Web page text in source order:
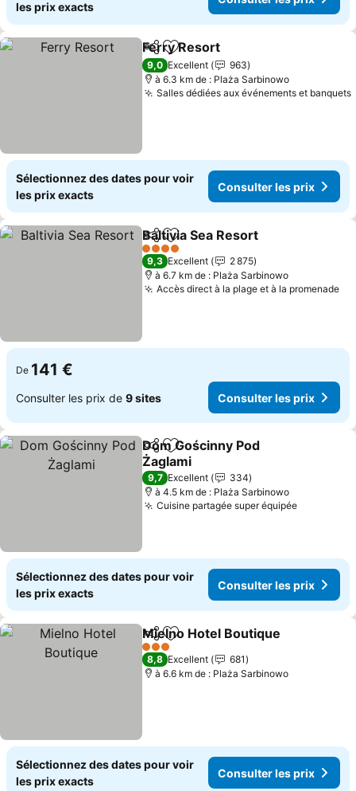
les prix exacts
PartagerAjouter à mes favoris
Ferry Resort
9,0 Excellent
963
à 6.3 km de : Plaża Sarbinowo
Salles dédiées aux événements et banquets
Sélectionnez des dates pour voir
les prix exacts
Consulter les prix
PartagerAjouter à mes favoris
Baltivia Sea Resort
4 Étoiles
9,3 Excellent
2 875
à 6.7 km de : Plaża Sarbinowo
Accès direct à la plage et à la promenade
De 141 €
Consulter les prix de 9 sites Consulter les prix
PartagerAjouter à mes favoris
Dom Gościnny Pod
Żaglami
Consulter les prix
9,7 Excellent
334
à 4.5 km de : Plaża Sarbinowo
Cuisine partagée super équipée
Sélectionnez des dates pour voir
les prix exacts
Consulter les prix
PartagerAjouter à mes favoris
Mielno Hotel Boutique
3 Étoiles
8,8 Excellent
681
à 6.6 km de : Plaża Sarbinowo
Sélectionnez des dates pour voir
les prix exacts
Consulter les prix